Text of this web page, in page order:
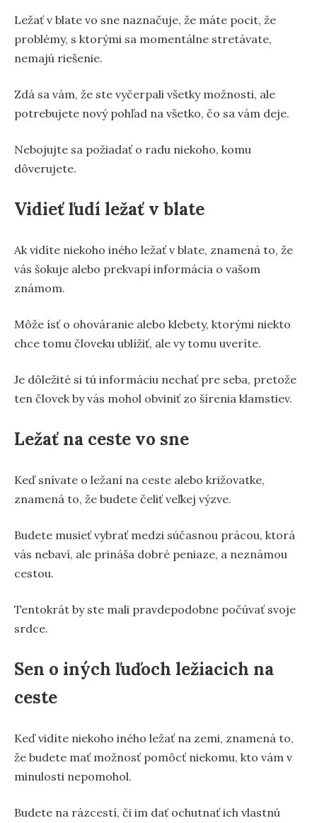
Ležať v blate vo sne naznačuje, že máte pocit, že
problémy, s ktorými sa momentálne stretávate,
nemajú riešenie.
Zdá sa vám, že ste vyčerpali všetky možnosti, ale
potrebujete nový pohľad na všetko, čo sa vám deje.
Nebojujte sa požiadať o radu niekoho, komu
dôverujete.
Vidieť ľudí ležať v blate
Ak vidíte niekoho iného ležať v blate, znamená to, že
vás šokuje alebo prekvapí informácia o vašom
známom.
Môže ísť o ohováranie alebo klebety, ktorými niekto
chce tomu človeku ublížiť, ale vy tomu uveríte.
Je dôležité si tú informáciu nechať pre seba, pretože
ten človek by vás mohol obviniť zo šírenia klamstiev.
Ležať na ceste vo sne
Keď snívate o ležaní na ceste alebo križovatke,
znamená to, že budete čeliť veľkej výzve.
Budete musieť vybrať medzi súčasnou prácou, ktorá
vás nebaví, ale prináša dobré peniaze, a neznámou
cestou.
Tentokrát by ste mali pravdepodobne počúvať svoje
srdce.
Sen o iných ľuďoch ležiacich na
ceste
Keď vidíte niekoho iného ležať na zemi, znamená to,
že budete mať možnosť pomôcť niekomu, kto vám v
minulosti nepomohol.
Budete na rázcestí, či im dať ochutnať ich vlastnú